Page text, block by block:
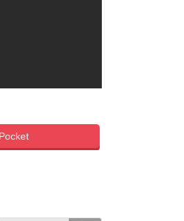
Pocket